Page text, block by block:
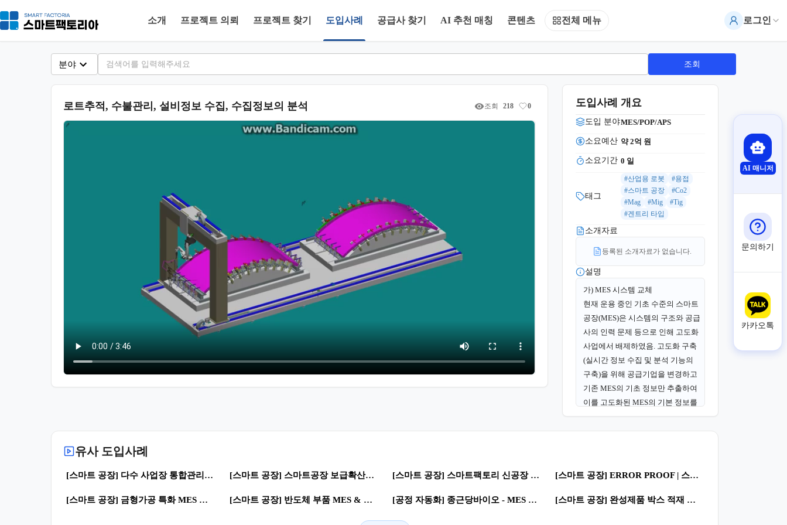
소개 프로젝트 의뢰 프로젝트 찾기 도입사례 공급사 찾기 AI 추천 매칭 콘텐츠 전체 메뉴 로그인
분야 조회
로트추적, 수불관리, 설비정보 수집, 수집정보의 분석 조회 218 0 도입사례 개요
도입 분야MES/POP/APS
소요예산 약 2억 원
소요기간 0 일
태그
#산업용 로봇
#용접
#스마트 공장
#Co2
#Mag
#Mig
#Tig
#겐트리 타입
소개자료
등록된 소개자료가 없습니다.
설명
가) MES 시스템 교체
현재 운용 중인 기초 수준의 스마트
공장(MES)은 시스템의 구조와 공급
사의 인력 문제 등으로 인해 고도화
사업에서 배제하였음. 고도화 구축
(실시간 정보 수집 및 분석 기능의
구축)을 위해 공급기업을 변경하고
기존 MES의 기초 정보만 추출하여
이를 고도화된 MES의 기본 정보를
를 기반으로 원자재의 발주 및 입고
반 정보를 실시간으로 자동 수집하
유사 도입사례
21
[스마트 공장] 다수 사업장 통합관리 생산정보 시스템 | 스마트공장 · 클라우드 [스마트 공장] 스마트공장 보급확산사업 | 스마트공장 · 디지털 전환 [스마트 공장] 스마트팩토리 신공장 구축 절차와 사례 | 스마트공장 · 제조혁신 [스마트 공장] ERROR PROOF | 스마트공장 · 제조혁신
51 0
[스마트 공장] 금형가공 특화 MES & SCM 일부 | 스마트공장 · 디지털 전환
66 0
[스마트 공장] 반도체 부품 MES & WMS | DX지원사업 · 스마트공장
32 0
[공정 자동화] 종근당바이오 - MES 인터페이스를 통한 자재/완제품 출하 이력관리 시스템 | 스마트공장 · 디지털 전환
62 0
[스마트 공장] 완성제품 박스 적재 로봇 자동화 시스템 | 스마트공장 · 로봇활용
AI 매니저
문의하기
카카오톡